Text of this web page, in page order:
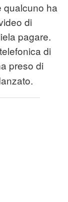
qualcuno ha
di
pagare.
di
preso di